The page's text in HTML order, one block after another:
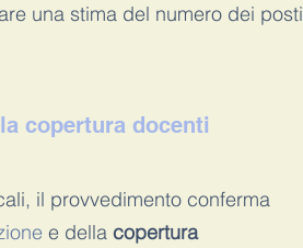
una stima del numero dei posti
copertura docenti
il provvedimento conferma
e della copertura